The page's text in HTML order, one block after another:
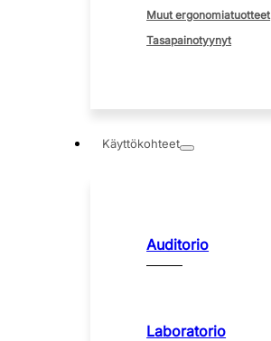
Muut ergonomiatuotteet
Tasapainotyynyt
Käyttökohteet
Auditorio
Laboratorio